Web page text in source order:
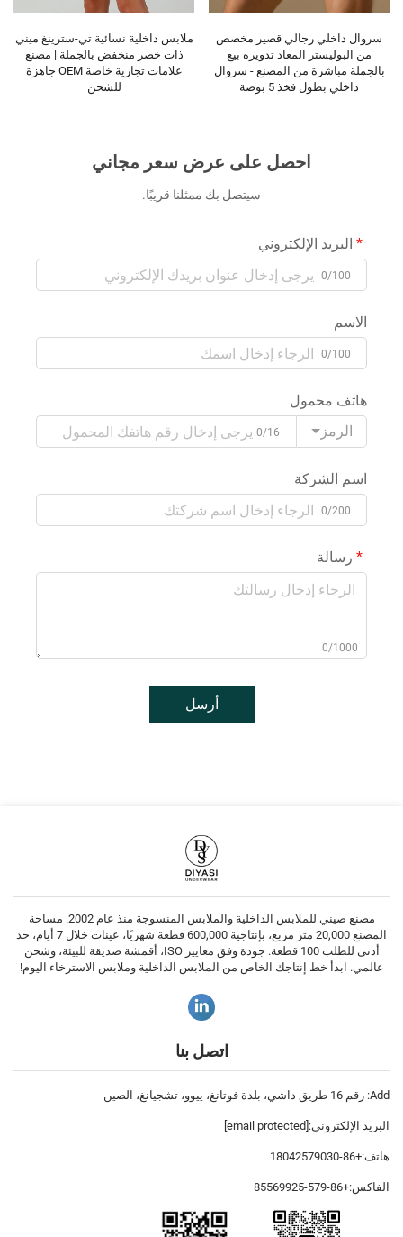
سروال داخلي رجالي قصير مخصص
من البوليستر المعاد تدويره بيع
بالجملة مباشرة من المصنع - سروال
داخلي بطول فخذ 5 بوصة
ملابس داخلية نسائية تي-سترينغ ميني
ذات خصر منخفض بالجملة | مصنع
علامات تجارية خاصة OEM جاهزة
للشحن
احصل على عرض سعر مجاني
سيتصل بك ممثلنا قريبًا.
البريد الإلكتروني
0/100
الاسم
0/100
هاتف محمول
الرمز
0/16
اسم الشركة
0/200
رسالة
0/1000
أرسل
مصنع صيني للملابس الداخلية والملابس المنسوجة منذ عام 2002. مساحة
المصنع 20,000 متر مربع، بإنتاجية 600,000 قطعة شهريًا، عينات خلال 7 أيام، حد
أدنى للطلب 100 قطعة. جودة وفق معايير ISO، أقمشة صديقة للبيئة، وشحن
عالمي. ابدأ خط إنتاجك الخاص من الملابس الداخلية وملابس الاسترخاء اليوم!
اتصل بنا
Add: رقم 16 طريق داشي، بلدة فوتانغ، ييوو، تشجيانغ، الصين
البريد الإلكتروني:
هاتف:+86-18042579030
الفاكس:+86-579-85569925